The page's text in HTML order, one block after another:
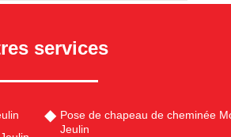
services
Pose de chapeau de cheminée
Jeulin